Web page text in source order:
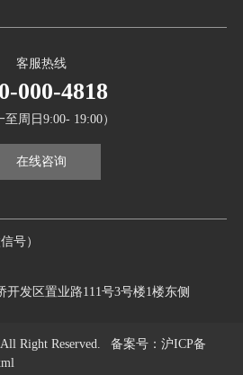
号）
发区置业路111号3号楼1楼东侧
客服热线
000-4818
至周日9:00- 19:00）
在线咨询
Right Reserved. 备案号：沪ICP备